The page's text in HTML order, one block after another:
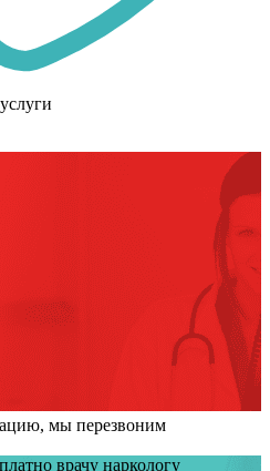
мы перезвоним
врачу наркологу